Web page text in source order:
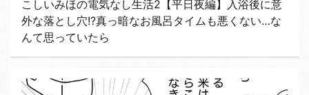
こしいみほの電気なし生活2【平日夜編】入浴後に意
外な落とし穴!?真っ暗なお風呂タイムも悪くない…な
んて思っていたら